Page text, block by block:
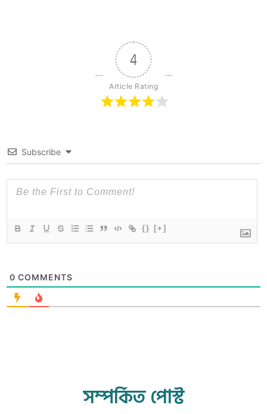
4
Article Rating
Subscribe
{} [+]
0 COMMENTS
সম্পর্কিত পোস্ট